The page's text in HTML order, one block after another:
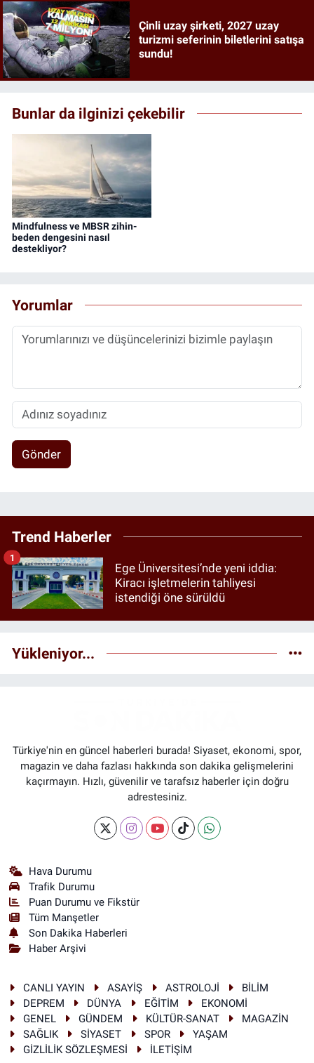
Çinli uzay şirketi, 2027 uzay
turizmi seferinin biletlerini satışa
sundu!
Bunlar da ilginizi çekebilir
Mindfulness ve MBSR zihin-
beden dengesini nasıl
destekliyor?
Yorumlar
Gönder
Trend Haberler
Ege Üniversitesi’nde yeni iddia:
Kiracı işletmelerin tahliyesi
istendiği öne sürüldü
1
Yükleniyor...
Türkiye'nin en güncel haberleri burada! Siyaset, ekonomi, spor,
magazin ve daha fazlası hakkında son dakika gelişmelerini
kaçırmayın. Hızlı, güvenilir ve tarafsız haberler için doğru
adrestesiniz.
Hava Durumu
Trafik Durumu
Puan Durumu ve Fikstür
Tüm Manşetler
Son Dakika Haberleri
Haber Arşivi
CANLI YAYIN ASAYİŞ ASTROLOJİ
BİLİM
DEPREM
DÜNYA EĞİTİM
EKONOMİ
GENEL
GÜNDEM KÜLTÜR-SANAT
MAGAZİN
SAĞLIK
SİYASET SPOR
YAŞAM
GİZLİLİK SÖZLEŞMESİ
İLETİŞİM